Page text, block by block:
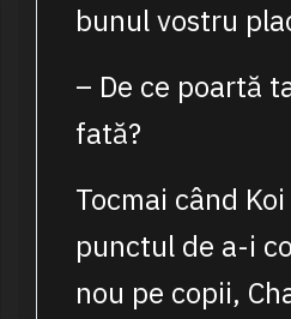
bunul vostru
– De ce poartă
fată?
Tocmai când
punctul de a-i
nou pe copii,